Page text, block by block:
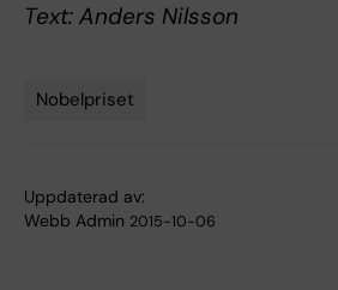
Text: Anders Nilsson
Nobelpriset
Uppdaterad av:
Webb Admin 2015-10-06